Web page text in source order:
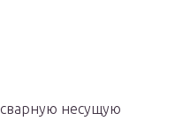
несущую